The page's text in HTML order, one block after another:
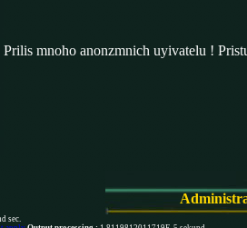
Prilis mnoho anonzmnich uyivatelu !
sec.